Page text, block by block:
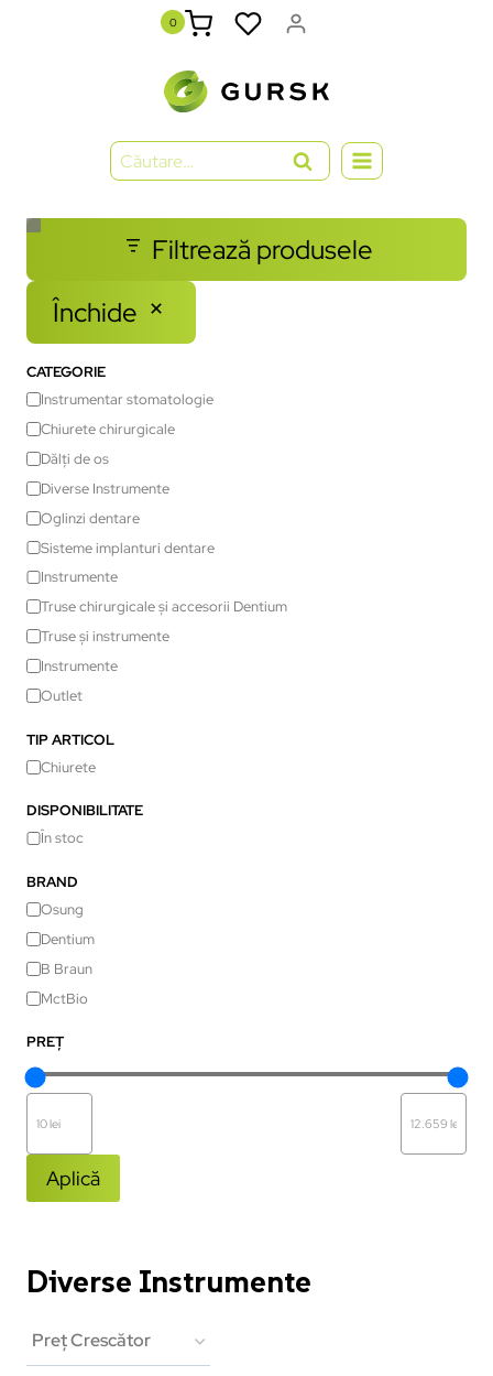
0
Filtrează produsele
Închide
CATEGORIE
Instrumentar stomatologie
Chiurete chirurgicale
Dălți de os
Diverse Instrumente
Oglinzi dentare
Sisteme implanturi dentare
Instrumente
Truse chirurgicale și accesorii Dentium
Truse și instrumente
Instrumente
Outlet
TIP ARTICOL
Chiurete
DISPONIBILITATE
În stoc
BRAND
Osung
Dentium
B Braun
MctBio
PREȚ
Aplică
Diverse Instrumente